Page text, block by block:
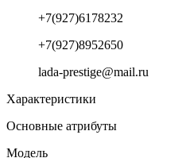
+7(927)6178232
+7(927)8952650
lada-prestige@mail.ru
Характеристики
Основные атрибуты
Модель